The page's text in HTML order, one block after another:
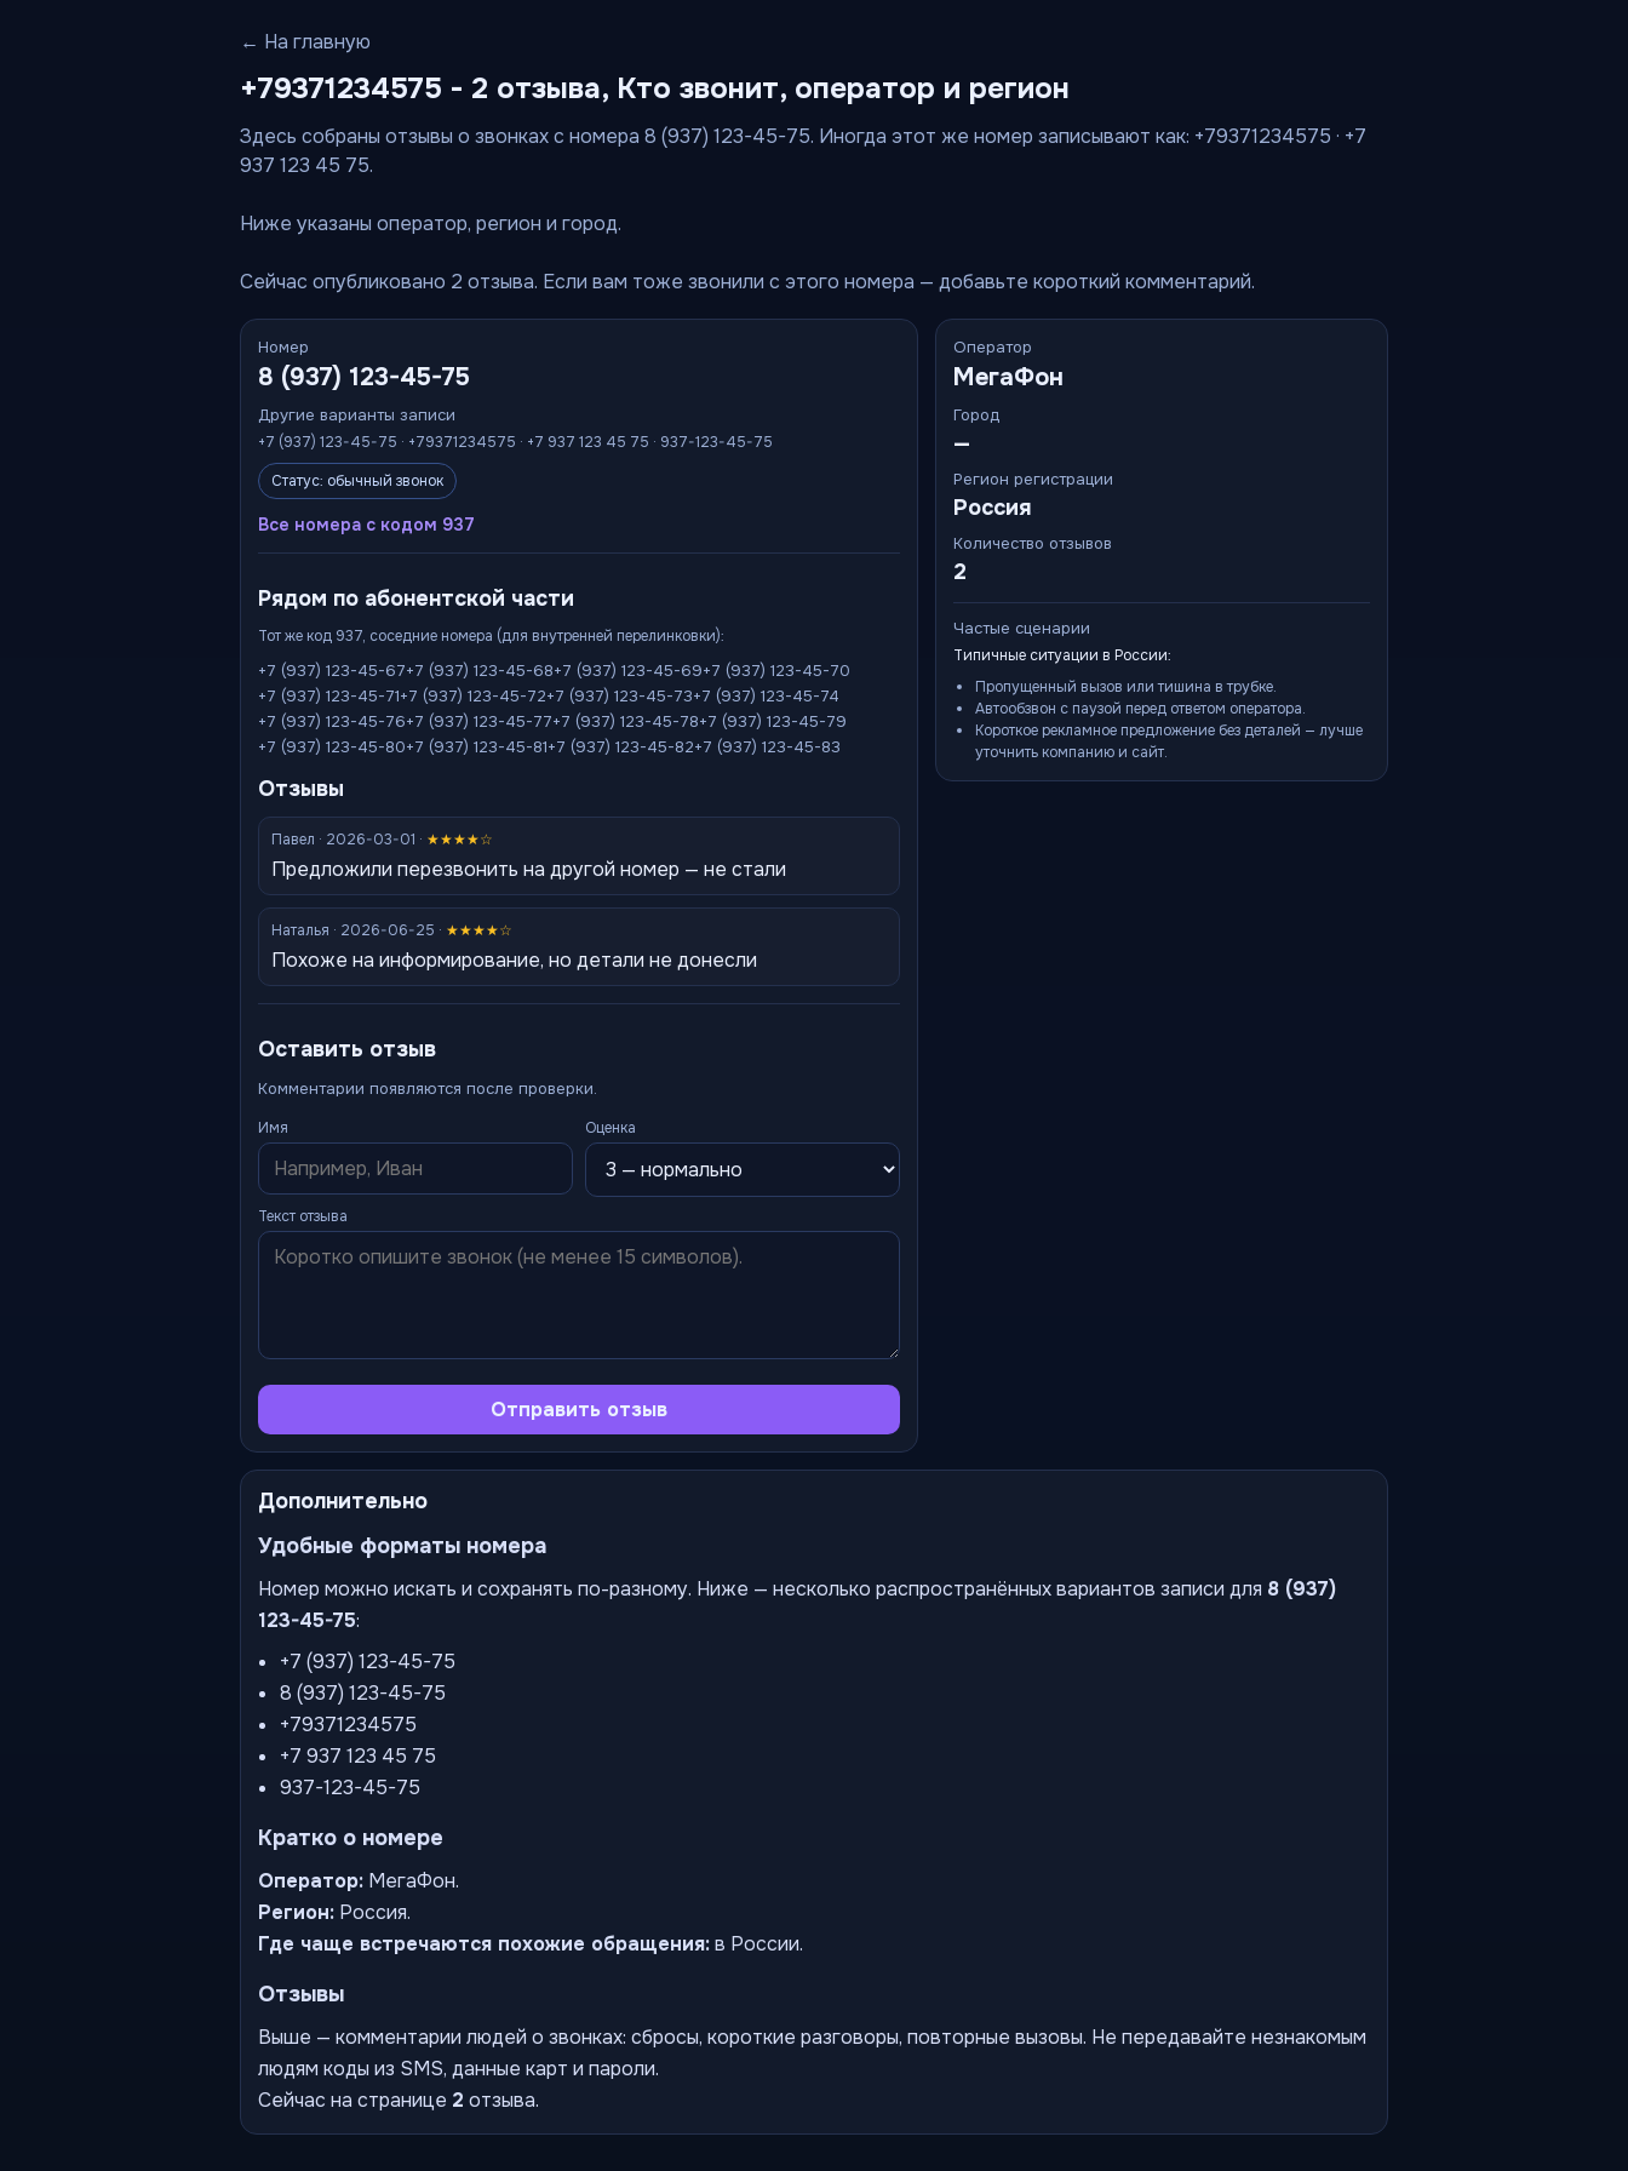
← На главную
+79371234575 - 2 отзыва, Кто звонит, оператор и регион
Здесь собраны отзывы о звонках с номера 8 (937) 123-45-75. Иногда этот же номер записывают как: +79371234575 · +7
937 123 45 75.
Ниже указаны оператор, регион и город.
Сейчас опубликовано 2 отзыва. Если вам тоже звонили с этого номера — добавьте короткий комментарий.
Номер
8 (937) 123-45-75
Другие варианты записи
+7 (937) 123-45-75 · +79371234575 · +7 937 123 45 75 · 937-123-45-75
Статус: обычный звонок
Все номера с кодом 937
Рядом по абонентской части
Тот же код 937, соседние номера (для внутренней перелинковки):
+7 (937) 123-45-67+7 (937) 123-45-68+7 (937) 123-45-69+7 (937) 123-45-70
+7 (937) 123-45-71+7 (937) 123-45-72+7 (937) 123-45-73+7 (937) 123-45-74
+7 (937) 123-45-76+7 (937) 123-45-77+7 (937) 123-45-78+7 (937) 123-45-79
+7 (937) 123-45-80+7 (937) 123-45-81+7 (937) 123-45-82+7 (937) 123-45-83
Отзывы
Павел · 2026-03-01 · ★★★★☆
Предложили перезвонить на другой номер — не стали
Наталья · 2026-06-25 · ★★★★☆
Похоже на информирование, но детали не донесли
Оставить отзыв
Комментарии появляются после проверки.
Имя Оценка
Текст отзыва
Отправить отзыв
Оператор
МегаФон
Город
—
Регион регистрации
Россия
Количество отзывов
2
Частые сценарии
Типичные ситуации в России:
Пропущенный вызов или тишина в трубке.
Автообзвон с паузой перед ответом оператора.
Короткое рекламное предложение без деталей — лучше
уточнить компанию и сайт.
Дополнительно
Удобные форматы номера
Номер можно искать и сохранять по-разному. Ниже — несколько распространённых вариантов записи для 8 (937)
123-45-75:
+7 (937) 123-45-75
8 (937) 123-45-75
+79371234575
+7 937 123 45 75
937-123-45-75
Кратко о номере
Оператор: МегаФон.
Регион: Россия.
Где чаще встречаются похожие обращения:в России.
Отзывы
Выше — комментарии людей о звонках: сбросы, короткие разговоры, повторные вызовы. Не передавайте незнакомым
людям коды из SMS, данные карт и пароли.
Сейчас на странице 2 отзыва.